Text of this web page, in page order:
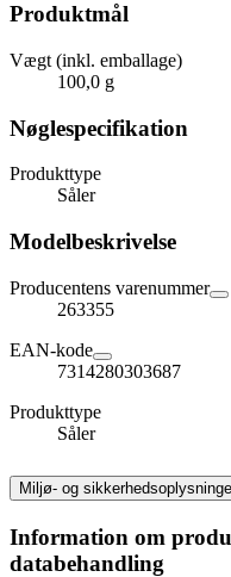
Produktmål
Vægt (inkl. emballage)
100,0 g
Nøglespecifikation
Produkttype
Såler
Modelbeskrivelse
Producentens varenummer
263355
EAN-kode
7314280303687
Produkttype
Såler
Miljø- og
Information om
databehandling